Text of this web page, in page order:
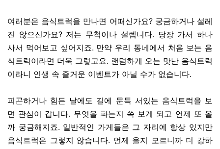
여러분은 음식트럭을 만나면 어떠신가요? 궁금하거나 설레
진 않으신가요? 저는 무척이나 설렙니다. 당장 가서 하나
사서 먹어보고 싶어지죠. 만약 우리 동네에서 처음 보는 음
식트럭이라면 더욱 그렇고요. 랜덤하게 오는 맛난 음식트럭
이라니 인생 속 즐거운 이벤트가 아닐 수가 없습니다.
피곤하거나 힘든 날에도 길에 문득 서있는 음식트럭을 보
면 관심이 갑니다. 무엇을 파는지 쓱 보게 되고 언제 또 올
까 궁금해지죠. 일반적인 가게들은 그 자리에 항상 있지만
음식트럭은 그렇지 않습니다. 언제 올지 모르니까 더 강하